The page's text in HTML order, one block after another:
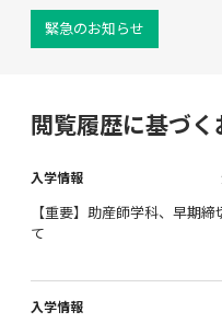
緊急のお知らせ
閲覧履歴に基づ
入学情報
【重要】助産師学科、早期締
て
入学情報